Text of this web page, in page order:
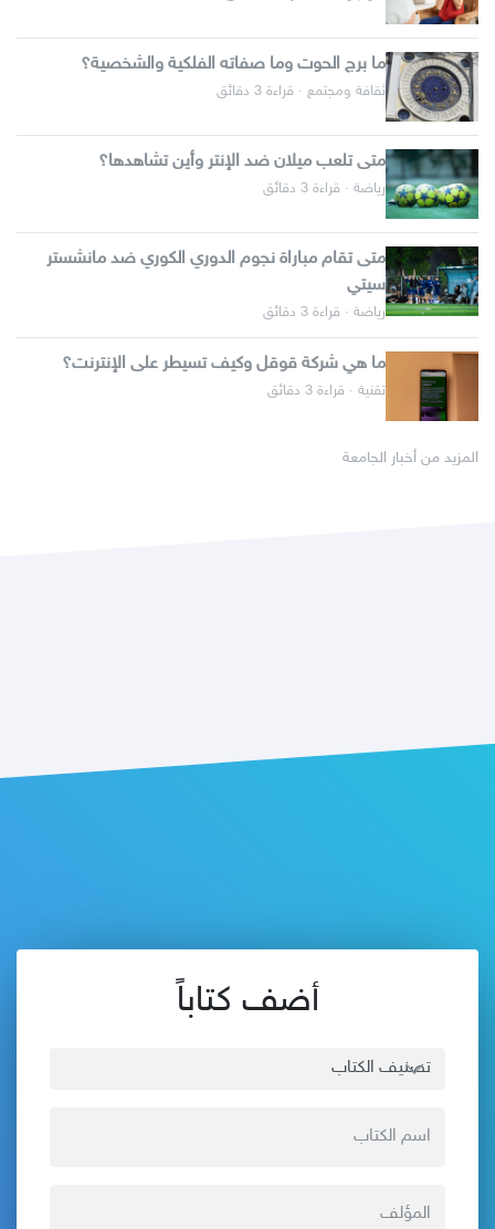
ما برج الحوت وما صفاته الفلكية والشخصية؟
ثقافة ومجتمع · قراءة 3 دقائق
متى تلعب ميلان ضد الإنتر وأين تشاهدها؟
رياضة · قراءة 3 دقائق
متى تقام مباراة نجوم الدوري الكوري ضد مانشستر
سيتي
رياضة · قراءة 3 دقائق
ما هي شركة قوقل وكيف تسيطر على الإنترنت؟
تقنية · قراءة 3 دقائق
المزيد من أخبار الجامعة
أضف كتاباً